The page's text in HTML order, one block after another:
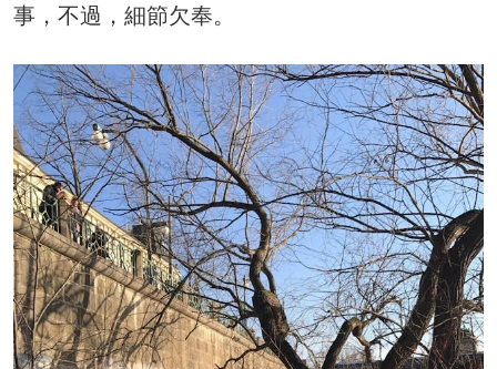
事，不過，細節欠奉。